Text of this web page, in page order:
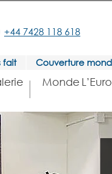
+44 7428 118 618
fait Couverture
Monde